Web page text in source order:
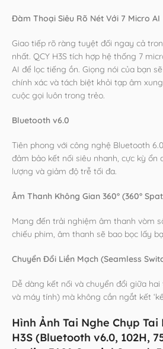
Đàm Thoại Siêu Rõ Nét Với 7 Micro AI
Giao tiếp rõ ràng tuyệt đối ngay cả
nhất. QCY H3S tích hợp hệ thống 7
AI để lọc tiếng ồn. Giọng nói của bạn
chính xác và tách biệt khỏi tạp âm
cuộc gọi luôn trong trẻo.
Bluetooth v6.0
Tiên phong với công nghệ Bluetooth
đảm bảo kết nối siêu nhanh, cực kỳ ổn
lượng và giảm độ trễ tối đa.
Âm Thanh Không Gian 360° (360°
Mang đến trải nghiệm âm thanh vòm
chiếu phim, âm thanh sẽ bao bọc lấy
Chuyển Đổi Liền Mạch (Seamless
Dễ dàng kết nối và chuyển đổi giữa
và máy tính) mà không cần ngắt kết
Hình Ảnh Tai Nghe Chụp Tai
H3S (Bluetooth v6.0, 102H,